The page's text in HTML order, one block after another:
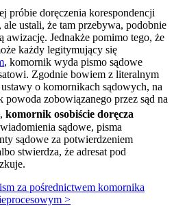
próbie doręczenia korespondencji
ale ustali, że tam przebywa, podobnie
awizację. Jednakże pomimo tego, że
każdy legitymujący się
, komornik wyda pismo sądowe
Zgodnie bowiem z literalnym
o komornikach sądowych, na
powoda zobowiązanego przez sąd na
komornik osobiście doręcza
sądowe, pisma
sądowe za potwierdzeniem
stwierdza, że adresat pod
za pośrednictwem komornika
>